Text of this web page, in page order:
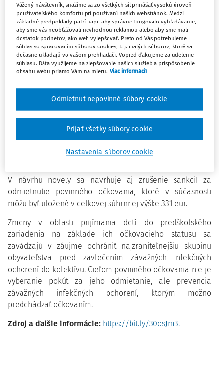
Vláda schválila návrh novelyzákona č. 355/2007 Z.
o ochrane, podpore a rozvoji verejného zdravia
a o zmene a doplnení niektorých zákonov v znení
neskorších predpisov, ktorá navrhuje, aby bolo do
predškolského zariadenia prijaté iba zaočkované dieťa
v rámci povinného očkovania zodpovedajúce jeho veku
a podľa očkovacieho kalendára.
Do predškolského zariadenia bude môcť byť prijaté aj
dieťa, ktoré má laboratórny dôkaz o pozitivite protilátok
alebo dieťa, ktoré nemôže byť očkované pre trvalú
plnia povinnú školskú dochádzku za účelom povinného
V návrhu novely sa navrhuje aj zrušenie sankcií za
odmietnutie povinného očkovania, ktoré v súčasnosti
môžu byť uložené v celkovej súhrnnej výške 331 eur.
Zmeny v oblasti prijímania detí do predškolského
zariadenia na základe ich očkovacieho statusu sa
zavádzajú v záujme ochrániť najzraniteľnejšiu skupinu
obyvateľstva pred zavlečením závažných infekčných
ochorení do kolektívu. Cieľom povinného očkovania nie je
vyberanie pokút za jeho odmietanie, ale prevencia
závažných infekčných ochorení, ktorým možno
predchádzať očkovaním.
Zdroj a ďalšie informácie: https://bit.ly/30osJm3.
Vážený návštevník, snažíme sa zo všetkých síl prinášať vysokú úroveň
používateľského komfortu pri používaní našich webstránok. Medzi
základné predpoklady patrí napr. aby správne fungovalo vyhľadávanie,
aby sme vás neobťažovali nevhodnou reklamou alebo aby sme mali
dostatok podnetov, ako web vylepšovať. Preto od Vás potrebujeme
súhlas so spracovaním súborov cookies, t. j. malých súborov, ktoré sa
dočasne ukladajú vo vašom prehliadači. Vopred ďakujeme za udelenie
súhlasu. Dáta využijeme na zlepšovanie našich služieb a prispôsobenie
obsahu webu priamo Vám na mieru. Viac informácií
Nastavenia súborov cookie
Odmietnut nepovinné súbory cookie
Prijať všetky súbory cookie